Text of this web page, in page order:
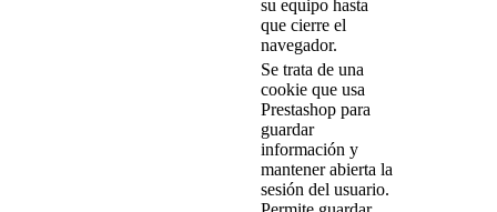
su equipo hasta
que cierre el
navegador.
Se trata de una
cookie que usa
Prestashop para
guardar
información y
mantener abierta la
sesión del usuario.